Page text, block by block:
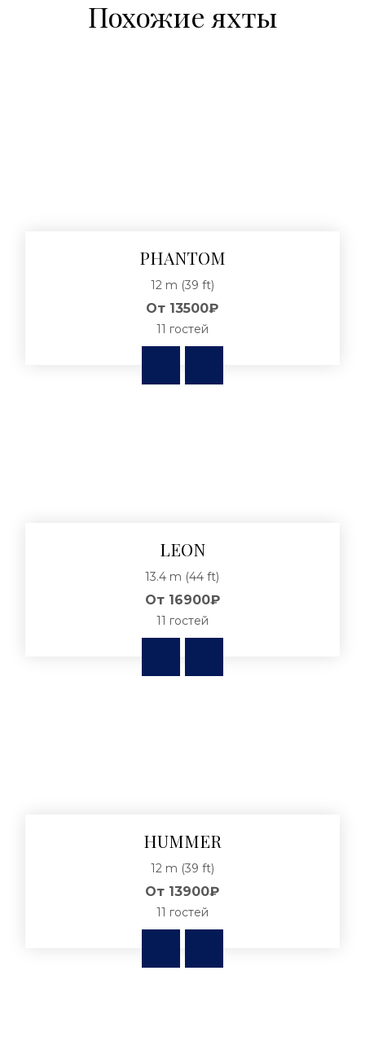
Похожие яхты
PHANTOM
12 m (39 ft)
От 13500₽
11 гостей
LEON
13.4 m (44 ft)
От 16900₽
11 гостей
HUMMER
12 m (39 ft)
От 13900₽
11 гостей